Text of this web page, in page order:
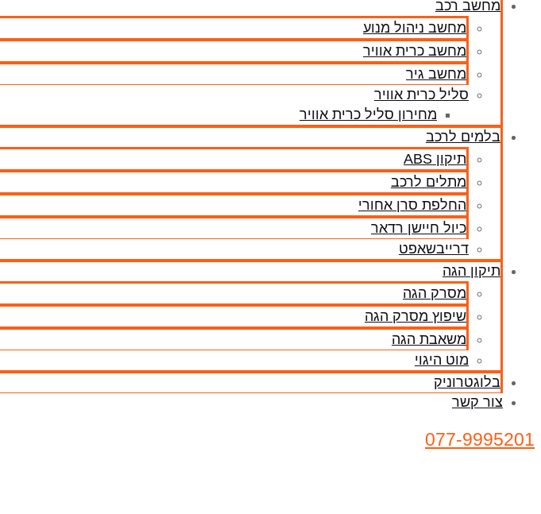
מחשב רכב
מחשב ניהול מנוע
מחשב כרית אוויר
מחשב גיר
סליל כרית אוויר
מחירון סליל כרית אוויר
בלמים לרכב
תיקון ABS
מתלים לרכב
החלפת סרן אחורי
כיול חיישן רדאר
דרייבשאפט
תיקון הגה
מסרק הגה
שיפוץ מסרק הגה
משאבת הגה
מוט היגוי
בלוגטרוניק
צור קשר
077-9995201